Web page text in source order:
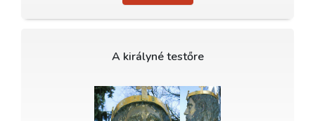
A királyné testőre